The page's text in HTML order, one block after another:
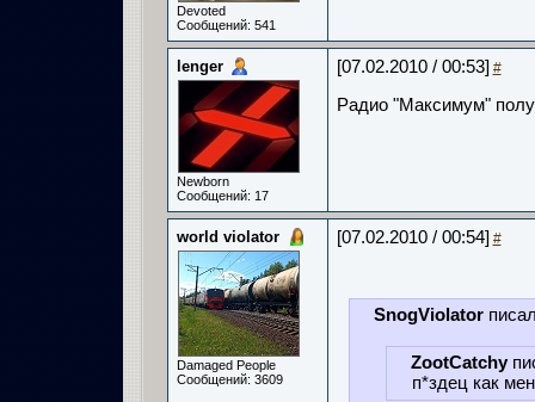
Devoted
Сообщений: 541
lenger
Newborn
Сообщений: 17
[07.02.2010 / 00:53] #
Радио "Максимум"
world violator
Damaged People
Сообщений: 3609
[07.02.2010 / 00:54] #
SnogViolator
ZootCatchy
п*здец как